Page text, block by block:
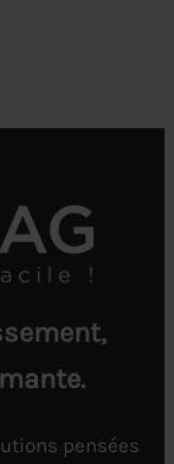
pensées